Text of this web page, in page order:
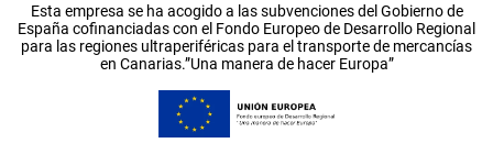
Esta empresa se ha acogido a las subvenciones del Gobierno de
España cofinanciadas con el Fondo Europeo de Desarrollo Regional
para las regiones ultraperiféricas para el transporte de mercancías
en Canarias.”Una manera de hacer Europa”